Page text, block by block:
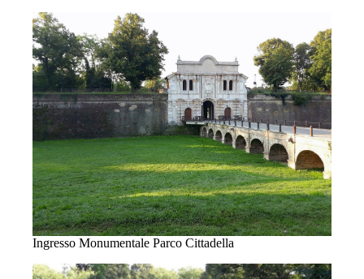
Ingresso Monumentale Parco Cittadella